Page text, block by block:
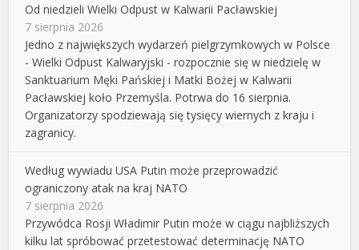
Od niedzieli Wielki Odpust w Kalwarii Pacławskiej
7 sierpnia 2026
Jedno z największych wydarzeń pielgrzymkowych w Polsce
- Wielki Odpust Kalwaryjski - rozpocznie się w niedzielę w
Sanktuarium Męki Pańskiej i Matki Bożej w Kalwarii
Pacławskiej koło Przemyśla. Potrwa do 16 sierpnia.
Organizatorzy spodziewają się tysięcy wiernych z kraju i
zagranicy.
Według wywiadu USA Putin może przeprowadzić
ograniczony atak na kraj NATO
7 sierpnia 2026
Przywódca Rosji Władimir Putin może w ciągu najbliższych
kilku lat spróbować przetestować determinację NATO